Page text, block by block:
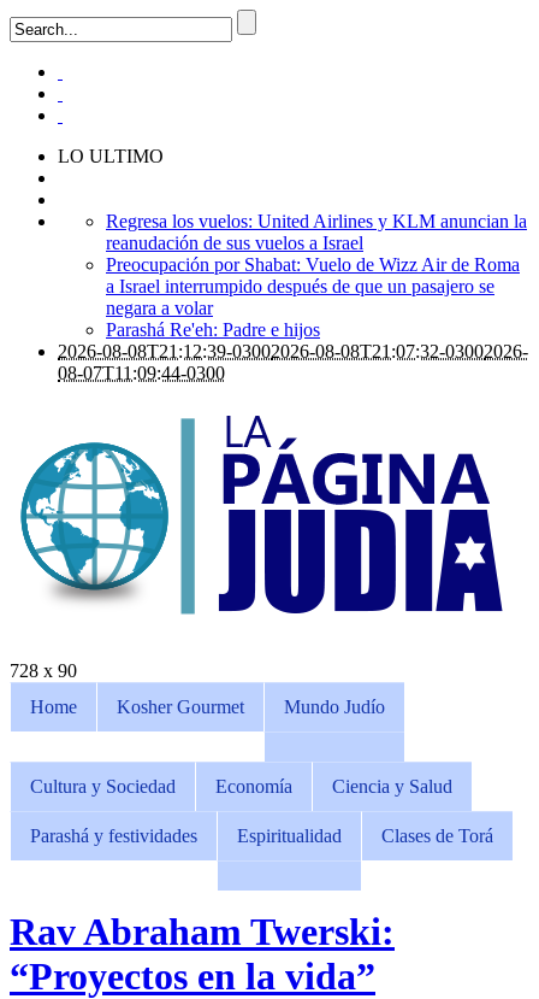
LO ULTIMO
Regresa los vuelos: United Airlines y KLM anuncian la
reanudación de sus vuelos a Israel
Preocupación por Shabat: Vuelo de Wizz Air de Roma
a Israel interrumpido después de que un pasajero se
negara a volar
Parashá Re'eh: Padre e hijos
2026-08-08T21:12:39-03002026-08-08T21:07:32-03002026-
08-07T11:09:44-0300
728 x 90
Home
Kosher Gourmet Mundo Judío
Cultura y Sociedad Economía Ciencia y Salud
Parashá y festividades Espiritualidad Clases de Torá
Rav Abraham Twerski:
“Proyectos en la vida”